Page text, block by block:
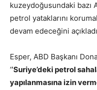
kuzeydoğusundaki
petrol yataklarını
devam edeceğini
Esper, ABD Başkanı
‘‘Suriye’deki petrol
yapılanmasına izin